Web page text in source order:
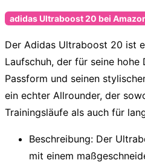
adidas Ultraboost 20 bei
Der Adidas Ultraboost 20 ist
Laufschuh, der für seine hohe
Passform und seinen
ein echter Allrounder, der
Trainingsläufe als auch für
Beschreibung: Der
mit einem